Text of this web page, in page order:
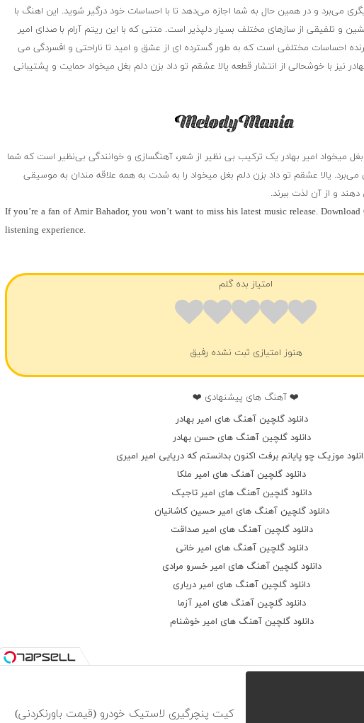
می‌برد و در همین حال به شما اجازه می‌دهد تا با احساسات خود درگیر شوید. این اهنگ با
و تلفیقی از سازهای مختلف بسیار دلپذیر است. متنی که با این ریتم آرام با صدای امیر
احساسات مختلفی است که به طور گسترده ای از عشق و امید تا ناراحتی و افسردگی می
نیز با خوشحالی از انتشار قطعه یالا عشقم تو داد بزن دلم بغل میخواد حمایت و پشتیبانی
بغل میخواد امیر بهادر یک ترکیب بی نظیر از شعر، آهنگسازی و خوانندگی بی‌نظیر است که شما
می‌برد. یالا عشقم تو داد بزن دلم بغل میخواد را به شدت به همه علاقه مندان به موسیقی
و از آن لذت ببرند.
If you’re a fan of Amir Bahador, you won’t want to miss his latest music release.
listening experience.
امتیاز بده گلم
هنوز امتیازی ثبت نشده رفیق
❤️ آهنگ های پیشنهادی ❤️
دانلود گلچین آهنگ های امیر بهادر
دانلود گلچین آهنگ های حسن بهادر
موزیک چو پایانم برفت اکنون بدانستم که دریایی امیر امیری
دانلود گلچین آهنگ های امیر ملکا
دانلود گلچین آهنگ های امیر تاجیک
دانلود گلچین آهنگ های امیر حسین کاشانیان
دانلود گلچین آهنگ های امیر صداقت
دانلود گلچین آهنگ های امیر خانی
دانلود گلچین آهنگ های امیر خسرو مرادی
دانلود گلچین آهنگ های امیر درباری
دانلود گلچین آهنگ های امیر آزما
دانلود گلچین آهنگ های امیر خوشنام
کیت پنچرگیری لاستیک خودرو (قیمت باورنکردنی)